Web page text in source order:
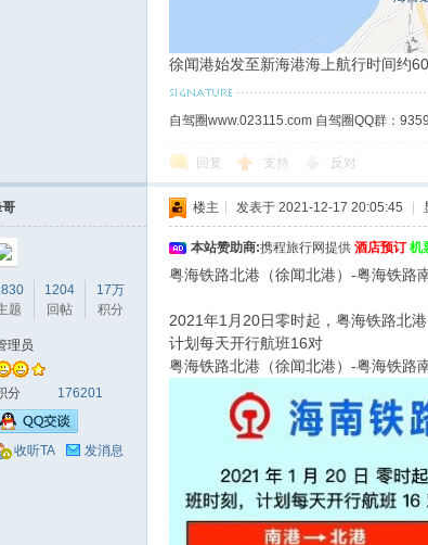
徐闻港始发至新海港海上航行时间约
自驾圈www.023115.com 自驾圈QQ群：
回复 支持 反对
题
1204
回帖
17万
积分
理员
分 176201
收听TA 发消息
楼主 发表于 2021-12-17 20:05:45
本站赞助商:携程旅行网提供 酒店预订 机
粤海铁路北港（徐闻北港）-粤海铁路
2021年1月20日零时起，粤海铁路北
计划每天开行航班16对
粤海铁路北港（徐闻北港）-粤海铁路